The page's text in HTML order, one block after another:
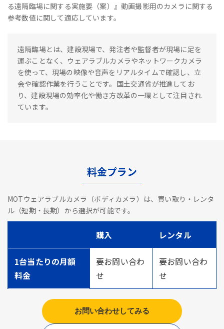
る遠隔臨場に関する実施要（案）』動画撮影用のカメラに関する
参考数値に関して適応しています。
遠隔臨場とは、建設現場で、発注者や監督者が現場に足を
運ぶことなく、ウェアラブルカメラやネットワークカメラ
を使って、現場の映像や音声をリアルタイムで確認し、立
会や確認作業を行うことです。国土交通省が推進してお
り、建設現場の効率化や働き方改革の一環として注目され
ています。
料金プラン
MOTウェアラブルカメラ（ボディカメラ）は、買い取り・レンタ
ル（短期・長期）から選択が可能です。
購入 レンタル
1台当たりの月額
料金
要お問い合わ
せ
要お問い合わ
せ
お問い合わせしてみる